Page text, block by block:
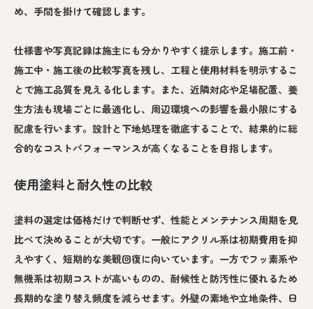
め、手間を掛けて確認します。
仕様書や写真記録は施主にも分かりやすく提示します。施工前・
施工中・施工後の比較写真を残し、工程と使用材料を明示するこ
とで施工品質を見える化します。また、近隣対応や足場配置、養
生方法も現場ごとに最適化し、周辺環境への影響を最小限にする
配慮を行います。設計と下地処理を徹底することで、結果的に総
合的なコストパフォーマンスが高くなることを目指します。
使用塗料と耐久性の比較
塗料の選定は価格だけで判断せず、性能とメンテナンス周期を見
比べて決めることが大切です。一般にアクリル系は初期費用を抑
えやすく、短期的な美観回復に向いています。一方でフッ素系や
無機系は初期コストが高いものの、耐候性と防汚性に優れるため
長期的な塗り替え頻度を減らせます。外壁の素地や立地条件、日